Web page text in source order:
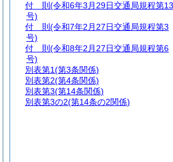
付 則 (令和6年3月29日交通局規程第13
号)
付 則 (令和7年2月27日交通局規程第3
号)
付 則 (令和8年2月27日交通局規程第6
号)
別表第1(第3条関係)
別表第2(第4条関係)
別表第3(第14条関係)
別表第3の2(第14条の2関係)